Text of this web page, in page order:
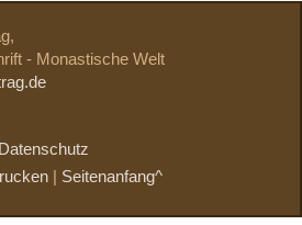
- Monastische Welt
Datenschutz
Seitenanfang^